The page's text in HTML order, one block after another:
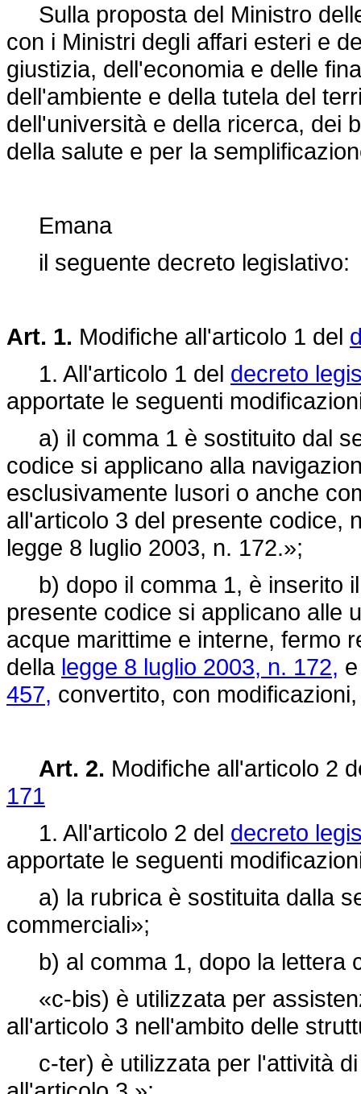
Sulla proposta del Ministro
con i Ministri degli affari esteri e
giustizia, dell'economia e delle
dell'ambiente e della tutela del
dell'università e della ricerca, dei
della salute e per la
Emana
il seguente decreto legislativo:
Art. 1. Modifiche all'articolo 1 del
1. All'articolo 1 del decreto
apportate le seguenti
a) il comma 1 è sostituito dal
codice si applicano alla
esclusivamente lusori o anche
all'articolo 3 del presente codice,
legge 8 luglio 2003, n. 172.»;
b) dopo il comma 1, è inserito
presente codice si applicano alle
acque marittime e interne, fermo
della legge 8 luglio 2003, n. 172,
457, convertito, con
Art. 2. Modifiche all'articolo 2
171
1. All'articolo 2 del decreto
apportate le seguenti
a) la rubrica è sostituita dalla
commerciali»;
b) al comma 1, dopo la lettera
«c-bis) è utilizzata per
all'articolo 3 nell'ambito delle
c-ter) è utilizzata per l'attività di